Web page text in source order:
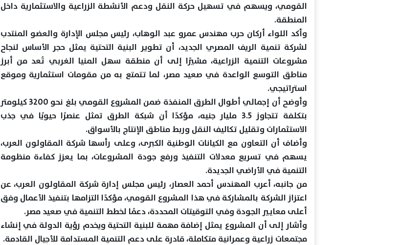
القومي، ويسهم في تسهيل حركة النقل ودعم الأنشطة الزراعية والاستثمارية داخل
المنطقة.
وأكد اللواء أركان حرب مهندس عمرو عبد الوهاب، رئيس مجلس الإدارة والعضو المنتدب
لشركة تنمية الريف المصري الجديد، أن تطوير البنية التحتية يمثل حجر الأساس لنجاح
مشروعات التنمية الزراعية، مشيرًا إلى أن منطقة سهل المنيا الغربي تُعد من أبرز
مناطق التوسع الواعدة في صعيد مصر، لما تتمتع به من مقومات استثمارية وموقع
استراتيجي.
وأوضح أن إجمالي أطوال الطرق المنفذة ضمن المشروع القومي بلغ نحو 3200 كيلومتر
بتكلفة تتجاوز 3.5 مليار جنيه، مؤكدًا أن شبكة الطرق تمثل عنصرًا حيويًا في جذب
الاستثمارات وتقليل تكاليف النقل وربط مناطق الإنتاج بالأسواق.
وأضاف أن التعاون مع الكيانات الوطنية الكبرى، وعلى رأسها شركة المقاولون العرب،
يسهم في تسريع معدلات التنفيذ ورفع جودة المشروعات، بما يعزز كفاءة منظومة
التنمية في الأراضي الجديدة.
من جانبه، أعرب المهندس أحمد العصار، رئيس مجلس إدارة شركة المقاولون العرب، عن
اعتزاز الشركة بالمشاركة في هذا المشروع القومي، مؤكدًا التزامها بتنفيذ الأعمال وفق
أعلى معايير الجودة وفي التوقيتات المحددة، دعمًا لخطط التنمية في صعيد مصر.
وأشار إلى أن المشروع يمثل إضافة مهمة للبنية التحتية ويخدم رؤية الدولة في إنشاء
مجتمعات زراعية وعمرانية متكاملة، قادرة على دعم التنمية المستدامة للأجيال القادمة.